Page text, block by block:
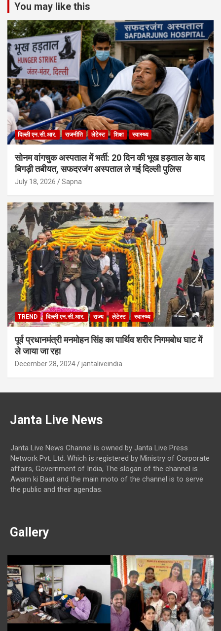
You may like this
दिल्ली एन.सी.आर. राजनीति लेटेस्ट शिक्षा स्वास्थ्य
सोनम वांगचुक अस्पताल में भर्ती: 20 दिन की भूख हड़ताल के बाद
बिगड़ी तबीयत, सफदरजंग अस्पताल ले गई दिल्ली पुलिस
July 18, 2026 Sapna
TREND दिल्ली एन.सी.आर. राज्य लेटेस्ट स्वास्थ्य
पूर्व प्रधानमंत्री मनमोहन सिंह का पार्थिव शरीर निगमबोध घाट में
ले जाया जा रहा
December 28, 2024 jantaliveindia
Janta Live News
Janta Live News Channel is owned by Janta Live Press
Network Pvt. Ltd. Which is registered by Ministry of Corporate
affairs, Government of India, The slogan of the channel is
Awam ki Baat and the main moto of the channel is to serve
the public and their agendas.
Gallery